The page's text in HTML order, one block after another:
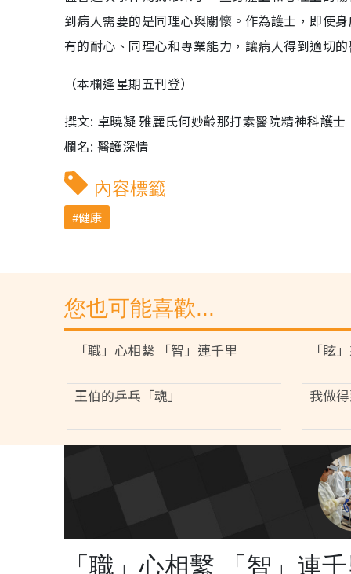
到病人需要的是同理心與關懷。作為護士，即使
有的耐心、同理心和專業能力，讓病人得到適切
（本欄逢星期五刊登）
撰文: 卓曉凝 雅麗氏何妙齡那打素醫院精神科護士
欄名: 醫護深情
內容標籤
健康
您也可能喜歡...
「職」心相繫 「智」連千里 「眩
王伯的乒乓「魂」 我做
「職」心相繫 「智」連